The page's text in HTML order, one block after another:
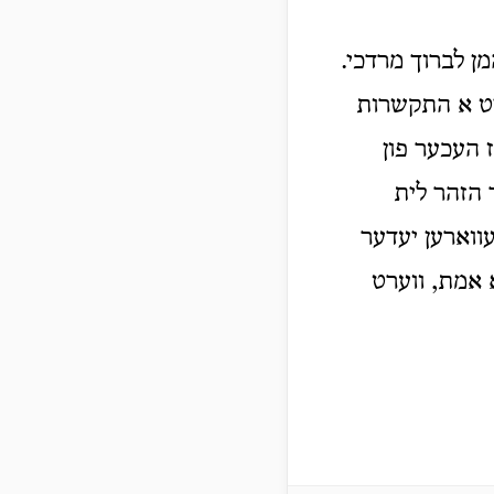
לברוך מרדכי.
א התקשרות
העכער פון
הזהר לית
יעדער
אמת, ווערט